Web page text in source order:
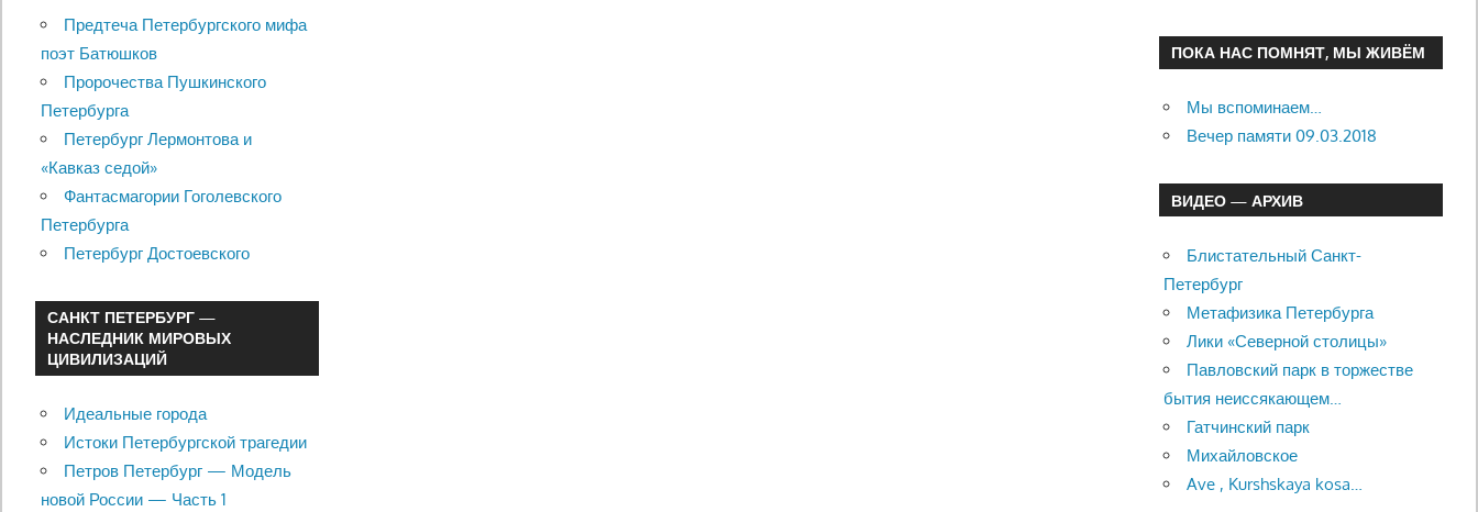
Предтеча Петербургского мифа
поэт Батюшков
Пророчества Пушкинского
Петербурга
Петербург Лермонтова и
«Кавказ седой»
Фантасмагории Гоголевского
Петербурга
Петербург Достоевского
САНКТ ПЕТЕРБУРГ —
НАСЛЕДНИК МИРОВЫХ
ЦИВИЛИЗАЦИЙ
Идеальные города
Истоки Петербургской трагедии
Петров Петербург — Модель
новой России — Часть 1
ПОКА НАС ПОМНЯТ, МЫ ЖИВЁМ
Мы вспоминаем…
Вечер памяти 09.03.2018
ВИДЕО — АРХИВ
Блистательный Санкт-
Петербург
Метафизика Петербурга
Лики «Северной столицы»
Павловский парк в торжестве
бытия неиссякающем…
Гатчинский парк
Михайловское
Ave , Kurshskaya kosa…